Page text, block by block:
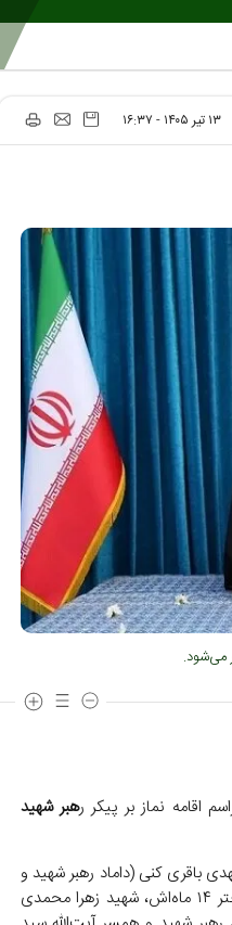
۱۳ تير ۱۴۰۵ - ۱۶:۳۷
هبر شهید
باقری کنی (داماد رهبر شهید و
همسر سیده هدی خامنه‌ای)، شهید سیده بشری خامنه‌ای و دختر ۱۴ ماه‌اش، شهید زهرا محمدی